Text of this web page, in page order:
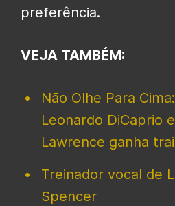
preferência.
VEJA TAMBÉM:
Não Olhe Para
Leonardo DiCaprio
Lawrence ganha
Treinador vocal de
Spencer